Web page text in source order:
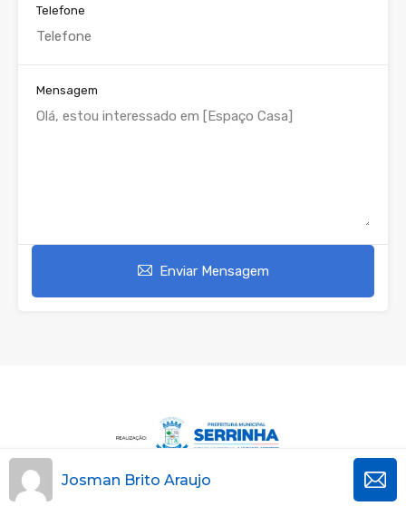
Telefone
Mensagem
Enviar Mensagem
Josman Brito Araujo